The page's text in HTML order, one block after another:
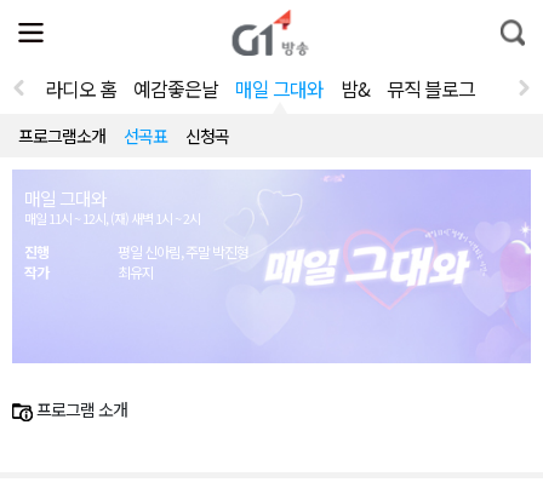
전
체
뉴
열
통
합
라디오 홈 예감좋은날 매일 그대와 밤& 뮤직 블로그
프로그램소개 선곡표 신청곡
매일 그대와
매일 11시 ~ 12시, (재) 새벽 1시 ~ 2시
진행
평일 신아림, 주말 박진형
작가
최유지
프로그램 소개